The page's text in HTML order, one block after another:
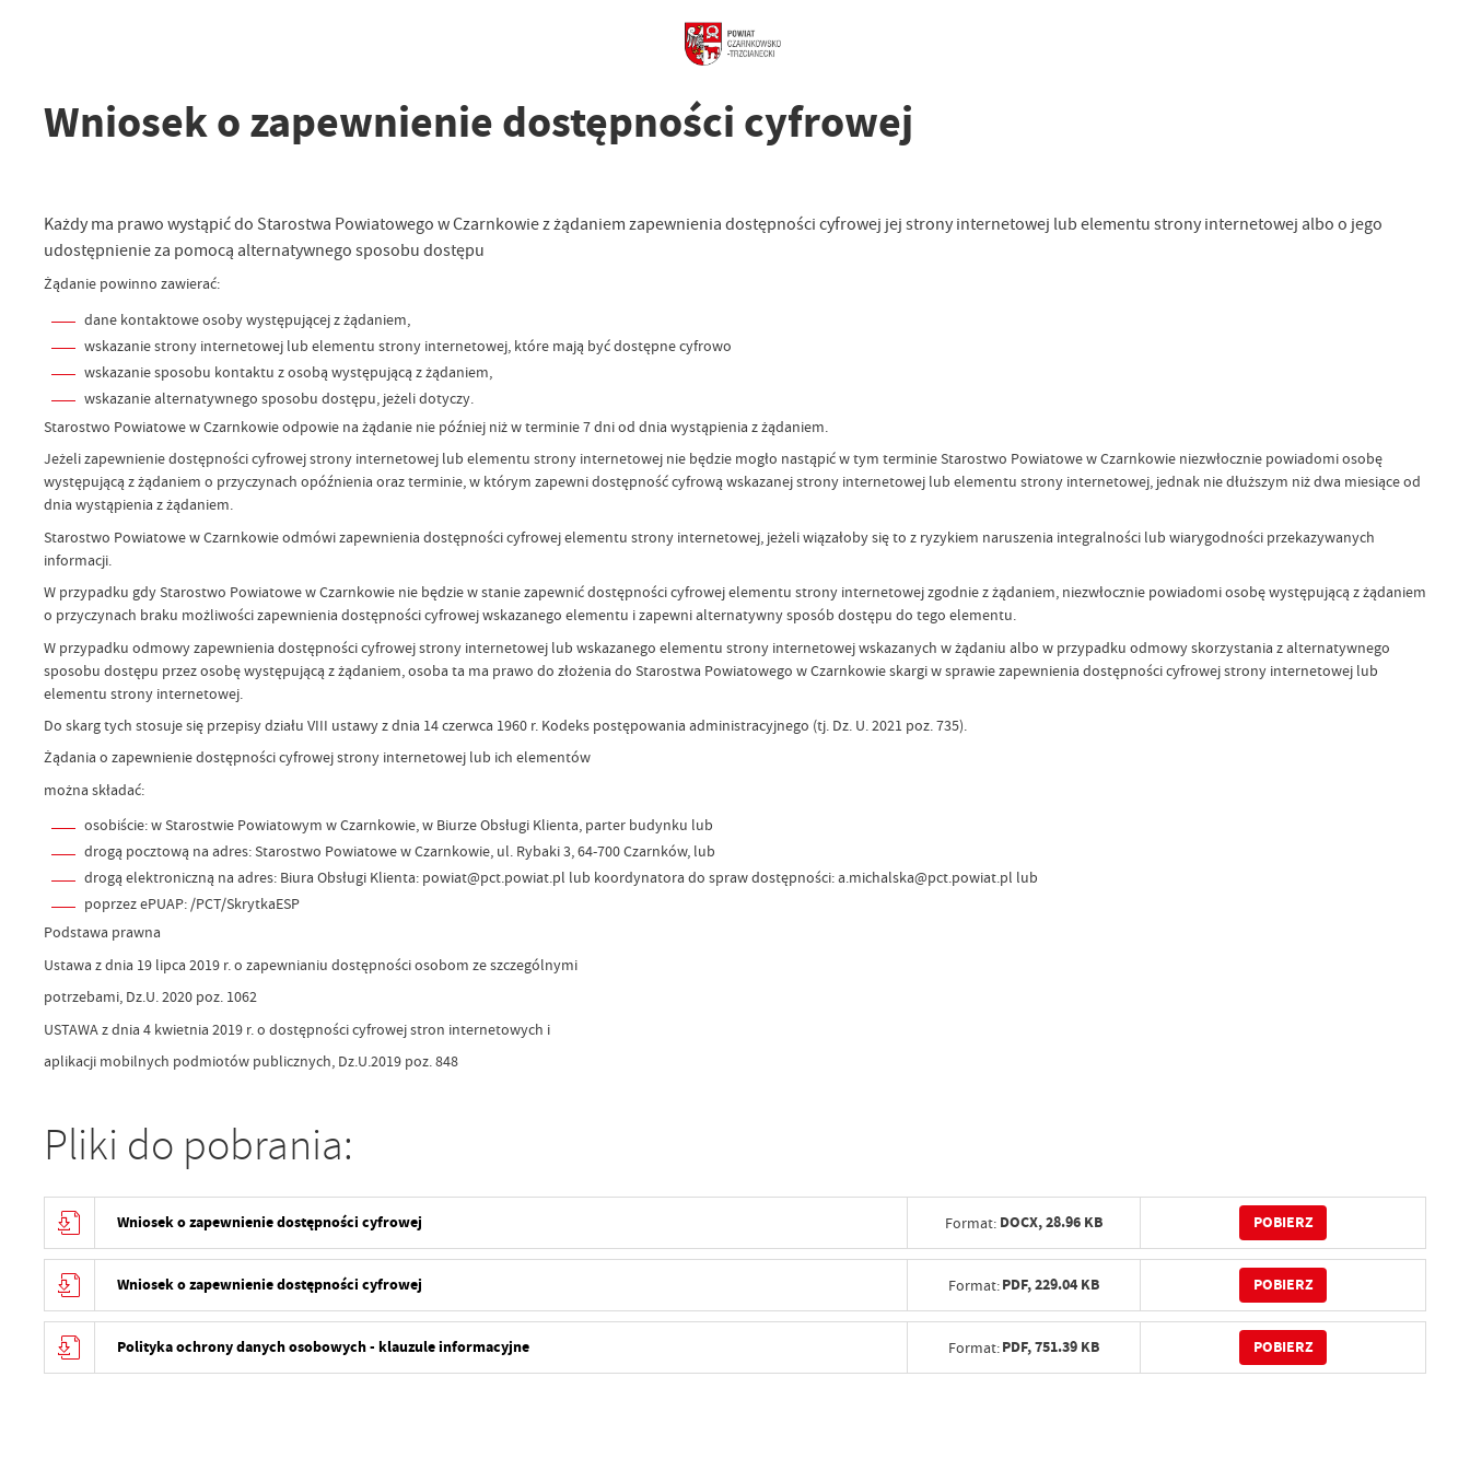
Wniosek o zapewnienie dostępności cyfrowej
Każdy ma prawo wystąpić do Starostwa Powiatowego w Czarnkowie z żądaniem zapewnienia dostępności cyfrowej jej strony internetowej lub elementu strony internetowej albo o jego
udostępnienie za pomocą alternatywnego sposobu dostępu
Żądanie powinno zawierać:
dane kontaktowe osoby występującej z żądaniem,
wskazanie strony internetowej lub elementu strony internetowej, które mają być dostępne cyfrowo
wskazanie sposobu kontaktu z osobą występującą z żądaniem,
wskazanie alternatywnego sposobu dostępu, jeżeli dotyczy.
Starostwo Powiatowe w Czarnkowie odpowie na żądanie nie później niż w terminie 7 dni od dnia wystąpienia z żądaniem.
Jeżeli zapewnienie dostępności cyfrowej strony internetowej lub elementu strony internetowej nie będzie mogło nastąpić w tym terminie Starostwo Powiatowe w Czarnkowie niezwłocznie powiadomi osobę
występującą z żądaniem o przyczynach opóźnienia oraz terminie, w którym zapewni dostępność cyfrową wskazanej strony internetowej lub elementu strony internetowej, jednak nie dłuższym niż dwa miesiące od
dnia wystąpienia z żądaniem.
Starostwo Powiatowe w Czarnkowie odmówi zapewnienia dostępności cyfrowej elementu strony internetowej, jeżeli wiązałoby się to z ryzykiem naruszenia integralności lub wiarygodności przekazywanych
informacji.
W przypadku gdy Starostwo Powiatowe w Czarnkowie nie będzie w stanie zapewnić dostępności cyfrowej elementu strony internetowej zgodnie z żądaniem, niezwłocznie powiadomi osobę występującą z żądaniem
o przyczynach braku możliwości zapewnienia dostępności cyfrowej wskazanego elementu i zapewni alternatywny sposób dostępu do tego elementu.
W przypadku odmowy zapewnienia dostępności cyfrowej strony internetowej lub wskazanego elementu strony internetowej wskazanych w żądaniu albo w przypadku odmowy skorzystania z alternatywnego
sposobu dostępu przez osobę występującą z żądaniem, osoba ta ma prawo do złożenia do Starostwa Powiatowego w Czarnkowie skargi w sprawie zapewnienia dostępności cyfrowej strony internetowej lub
elementu strony internetowej.
Do skarg tych stosuje się przepisy działu VIII ustawy z dnia 14 czerwca 1960 r. Kodeks postępowania administracyjnego (tj. Dz. U. 2021 poz. 735).
Żądania o zapewnienie dostępności cyfrowej strony internetowej lub ich elementów
można składać:
osobiście: w Starostwie Powiatowym w Czarnkowie, w Biurze Obsługi Klienta, parter budynku lub
drogą pocztową na adres: Starostwo Powiatowe w Czarnkowie, ul. Rybaki 3, 64-700 Czarnków, lub
drogą elektroniczną na adres: Biura Obsługi Klienta: powiat@pct.powiat.pl lub koordynatora do spraw dostępności: a.michalska@pct.powiat.pl lub
poprzez ePUAP: /PCT/SkrytkaESP
Podstawa prawna
Ustawa z dnia 19 lipca 2019 r. o zapewnianiu dostępności osobom ze szczególnymi
potrzebami, Dz.U. 2020 poz. 1062
USTAWA z dnia 4 kwietnia 2019 r. o dostępności cyfrowej stron internetowych i
aplikacji mobilnych podmiotów publicznych, Dz.U.2019 poz. 848
Pliki do pobrania:
Wniosek o zapewnienie dostępności cyfrowej Format: DOCX,28.96 KB POBIERZ
Wniosek o zapewnienie dostępności cyfrowej Format:PDF,229.04 KB POBIERZ
Polityka ochrony danych osobowych - klauzule informacyjne Format:PDF,751.39 KB POBIERZ